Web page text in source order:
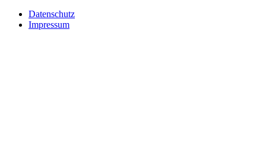
Datenschutz
Impressum